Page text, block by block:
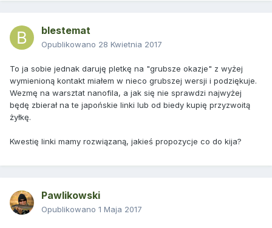
blestemat
Opublikowano 28 Kwietnia 2017
To ja sobie jednak daruję pletkę na "grubsze okazje" z wyżej
wymienioną kontakt miałem w nieco grubszej wersji i podziękuje.
Wezmę na warsztat nanofila, a jak się nie sprawdzi najwyżej
będę zbierał na te japońskie linki lub od biedy kupię przyzwoitą
żyłkę.
Kwestię linki mamy rozwiązaną, jakieś propozycje co do kija?
Pawlikowski
Opublikowano 1 Maja 2017